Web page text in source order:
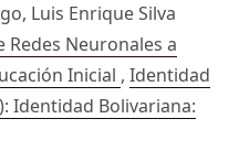
Luis Enrique Silva
Redes Neuronales a
Inicial , Identidad
Identidad Bolivariana: